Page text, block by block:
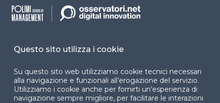
Facebook LinkedIn
YouTube X
Questo sito utilizza i cookie
Su questo sito web utilizziamo cookie tecnici necessari
alla navigazione e funzionali all’erogazione del servizio.
Utilizziamo i cookie anche per fornirti un’esperienza di
navigazione sempre migliore, per facilitare le interazioni